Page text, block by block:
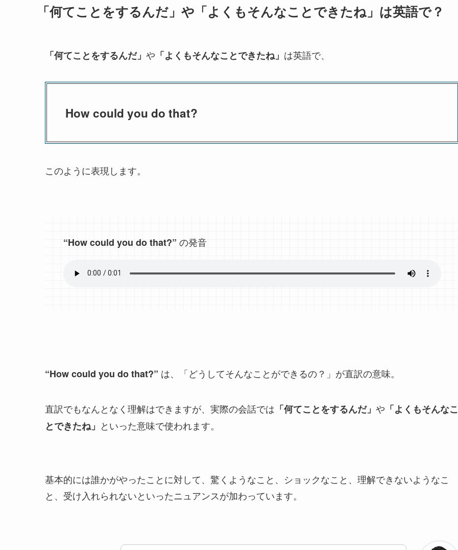
「何てことをするんだ」や「よくもそんなことできたね」は英語で？
「何てことをするんだ」 や 「よくもそんなことできたね」 は英語で、
How could you do that?
このように表現します。
“How could you do that?” の発音
“How could you do that?” は、「どうしてそんなことができるの？」が直訳の意味。
直訳でもなんとなく理解はできますが、実際の会話では 「何てことをするんだ」 や 「よくもそんなこ
とできたね」 といった意味で使われます。
基本的には誰かがやったことに対して、驚くようなこと、ショックなこと、理解できないようなこ
と、受け入れられないといったニュアンスが加わっています。